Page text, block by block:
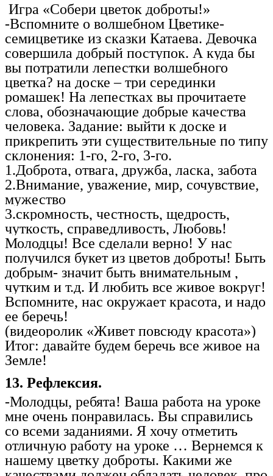
Игра «Собери цветок доброты!»
-Вспомните о волшебном Цветике-
семицветике из сказки Катаева. Девочка
совершила добрый поступок. А куда бы
вы потратили лепестки волшебного
цветка? на доске – три серединки
ромашек! На лепестках вы прочитаете
слова, обозначающие добрые качества
человека. Задание: выйти к доске и
прикрепить эти существительные по типу
склонения: 1-го, 2-го, 3-го.
1.Доброта, отвага, дружба, ласка, забота
2.Внимание, уважение, мир, сочувствие,
мужество
3.скромность, честность, щедрость,
чуткость, справедливость, Любовь!
Молодцы! Все сделали верно! У нас
получился букет из цветов доброты! Быть
добрым- значит быть внимательным ,
чутким и т.д. И любить все живое вокруг!
Вспомните, нас окружает красота, и надо
ее беречь!
(видеоролик «Живет повсюду красота»)
Итог: давайте будем беречь все живое на
Земле!
13. Рефлексия.
-Молодцы, ребята! Ваша работа на уроке
мне очень понравилась. Вы справились
со всеми заданиями. Я хочу отметить
отличную работу на уроке … Вернемся к
нашему цветку доброты. Какими же